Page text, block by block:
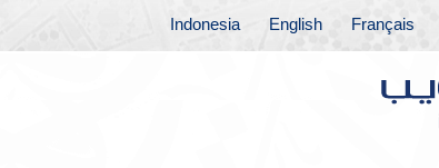
Français
English
Indonesia